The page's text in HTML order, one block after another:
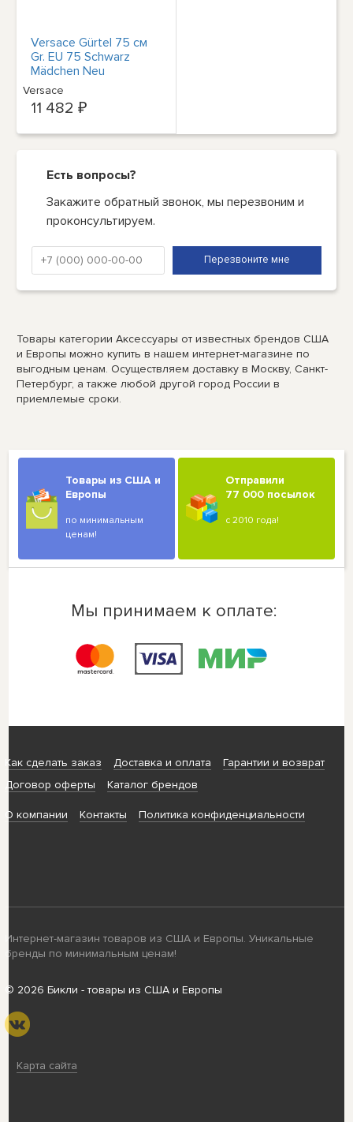
Versace Gürtel 75 см
Gr. EU 75 Schwarz
Mädchen Neu
Versace
11 482 ₽
Есть вопросы?
Закажите обратный звонок, мы перезвоним и
проконсультируем.
Товары категории Аксессуары от известных брендов США
и Европы можно купить в нашем интернет-магазине по
выгодным ценам. Осуществляем доставку в Москву, Санкт-
Петербург, а также любой другой город России в
приемлемые сроки.
Товары из США и
Европы
по минимальным
ценам!
Отправили
77 000 посылок
с 2010 года!
Мы принимаем к оплате:
Как сделать заказ Доставка и оплата
Гарантии и возврат
Договор оферты
Каталог брендов
О компании Контакты Политика конфиденциальности
Интернет-магазин товаров из США и Европы. Уникальные
бренды по минимальным ценам!
© 2026 Бикли - товары из США и Европы
Карта сайта